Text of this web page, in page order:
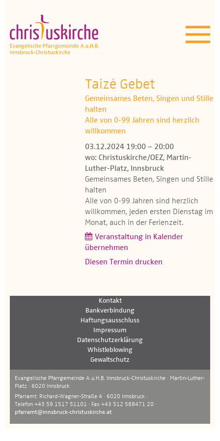
Aktuelles | Über uns
Unser Angebot
Termine
OEZ
Wissenswertes
Medien
Kontakt
Taizé Gebet
Gemeinsames Beten, Singen und Stille
halten
Alle von 0-99 Jahren sind herzlich
willkommen
03.12.2024 19:00 – 20:00
wo: Christuskirche/OEZ, Martin-
Luther-Platz, Innsbruck
Gemeinsames Beten, Singen und Stille
halten
Alle von 0-99 Jahren sind herzlich
willkommen, jeden ersten Dienstag im
Monat, auch in der Ferienzeit.
Veranstaltung in Kalender
übernehmen
Diesen Termin drucken
Kontakt
Bankverbindung
Haftungsausschluss
Impressum
Datenschutzerklärung
Whistleblowing
Gewaltschutz
Evangelische Pfarrgemeinde A.u.H.B. Innsbruck-Christuskirche · Martin-Luther-
Platz · 6020 Innsbruck
Pfarramt: Richard-Wagner-Straße 4 · 6020 Innsbruck ·
Telefon +43 59 1517 51101 · Fax +43 512 588471 20 ·
pfarramt@innsbruck-christuskirche.at